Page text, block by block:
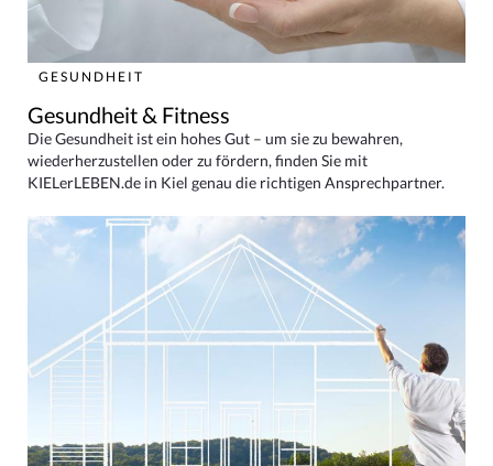
GESUNDHEIT
Gesundheit & Fitness
Die Gesundheit ist ein hohes Gut – um sie zu bewahren,
wiederherzustellen oder zu fördern, finden Sie mit
KIELerLEBEN.de in Kiel genau die richtigen Ansprechpartner.